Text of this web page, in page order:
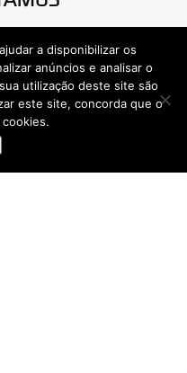
a disponibilizar os
anúncios e analisar o
utilização deste site são
este site, concorda que o